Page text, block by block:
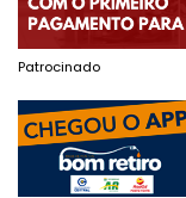
Patrocinado